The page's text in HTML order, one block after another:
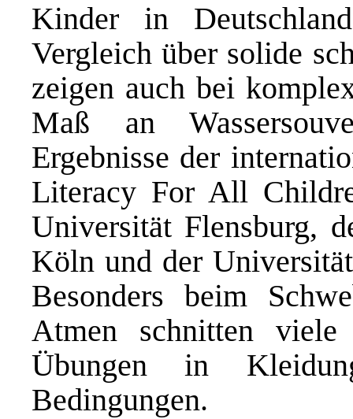
Kinder in
Vergleich über solide
zeigen auch bei
Maß an
Ergebnisse der
Literacy For All
Universität Flensburg,
Köln und der
Besonders beim
Atmen schnitten
Übungen in
Bedingungen.